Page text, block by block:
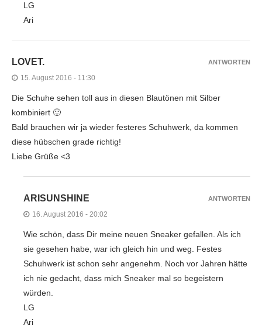
LG
Ari
LOVET.
15. August 2016 - 11:30
Die Schuhe sehen toll aus in diesen Blautönen mit Silber
kombiniert 🙂
Bald brauchen wir ja wieder festeres Schuhwerk, da kommen
diese hübschen grade richtig!
Liebe Grüße <3
ANTWORTEN
ARISUNSHINE
16. August 2016 - 20:02
Wie schön, dass Dir meine neuen Sneaker gefallen. Als ich
sie gesehen habe, war ich gleich hin und weg. Festes
Schuhwerk ist schon sehr angenehm. Noch vor Jahren hätte
ich nie gedacht, dass mich Sneaker mal so begeistern
würden.
LG
Ari
ANTWORTEN